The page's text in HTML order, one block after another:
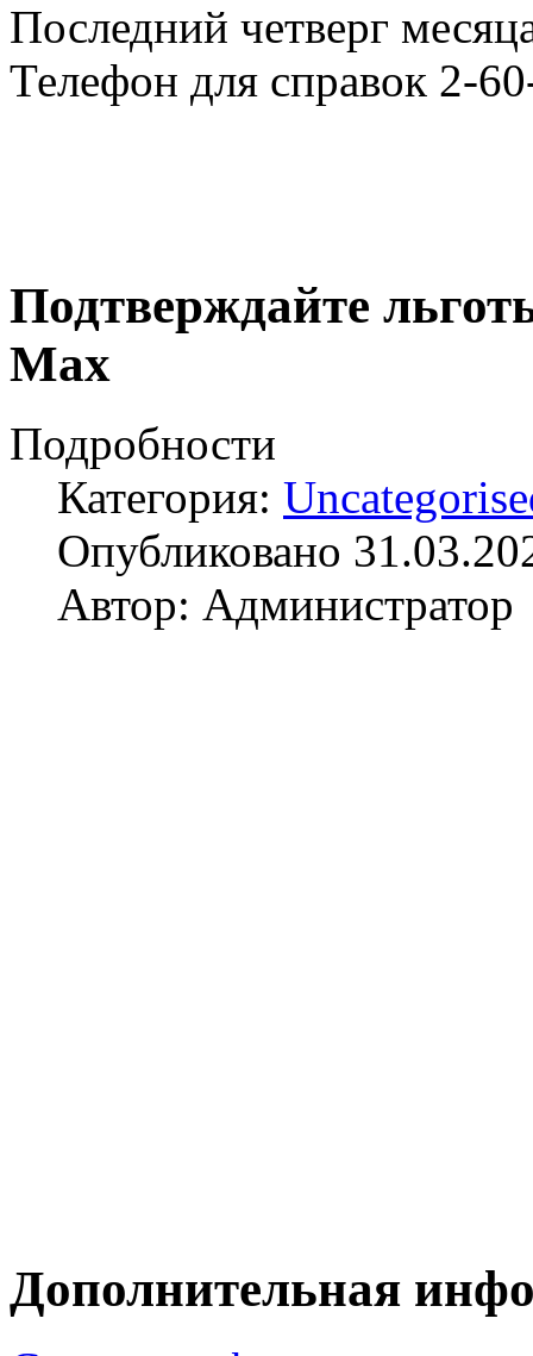
Последний четверг
Телефон для справок 2-
Подтверждайте
Max
Подробности
Категория:
Опубликовано
Автор: Администратор
Дополнительная